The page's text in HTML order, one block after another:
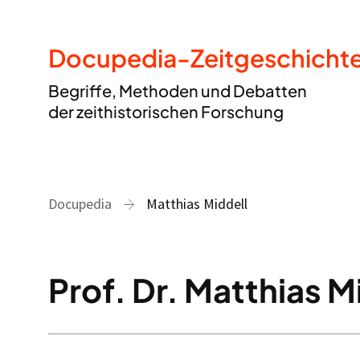
Docupedia-
Begriffe, Methoden und Debatten
der zeithistorischen Forschung
Docupedia Matthias Middell
Prof. Dr. Matthias